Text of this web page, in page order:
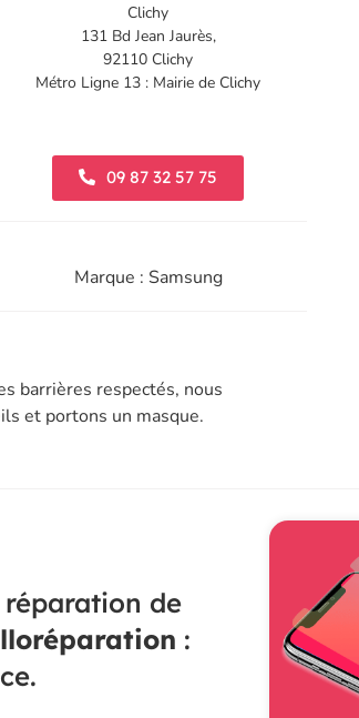
Clichy
131 Bd Jean Jaurès,
92110 Clichy
Métro Ligne 13 : Mairie de Clichy
09 87 32 57 75
Marque : Samsung
barrières respectés, nous
et portons un masque.
de
: